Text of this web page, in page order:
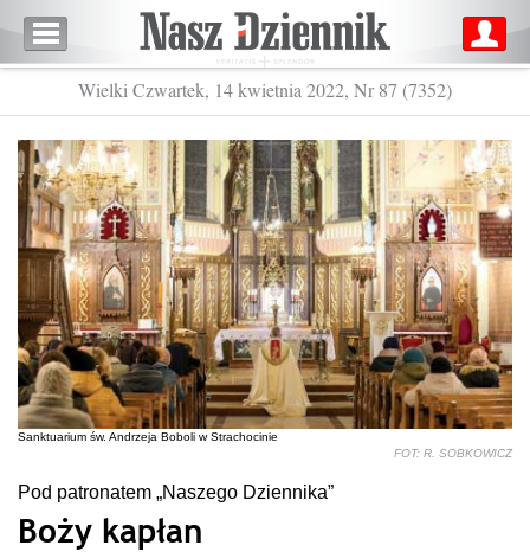
Wielki Czwartek, 14 kwietnia 2022, Nr 87 (7352)
Sanktuarium św. Andrzeja Boboli w Strachocinie
FOT: R. SOBKOWICZ
Pod patronatem „Naszego Dziennika”
Boży kapłan